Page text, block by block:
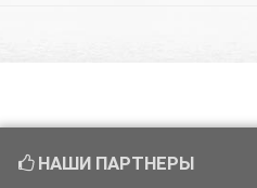
НАШИ ПАРТНЕРЫ